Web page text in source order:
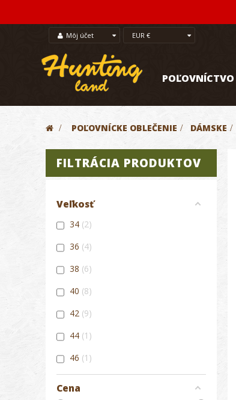
Môj účet EUR €
POĽOVNÍCTVO
> POĽOVNÍCKE OBLEČENIE > DÁMSKE >
FILTRÁCIA PRODUKTOV
Veľkosť
34 2
36 4
38 6
40 8
42 9
44 1
46 1
Cena